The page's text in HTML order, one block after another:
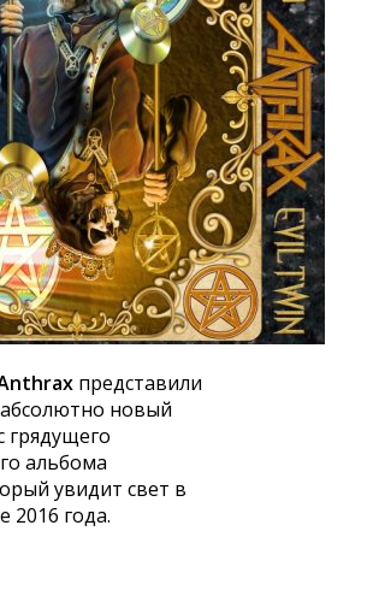
представили
новый
грядущего
альбома
увидит свет в
2016 года.